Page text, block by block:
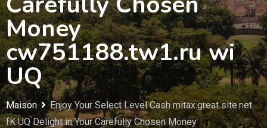
Money
cw751188.tw1.ru wi
UQ
Maison
Enjoy Your Select Level Cash mitax.great site.net
fK UQ Delight in Your Carefully Chosen Money